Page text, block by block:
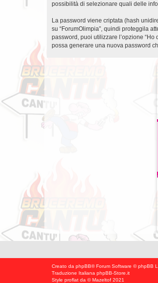
possibilità di selezionare quali delle
La password viene criptata (hash
su “ForumOlimpia”, quindi proteggila
password, puoi utilizzare l’opzione
possa generare una nuova password
Creato da phpBB® Forum Software © phpBB
Traduzione Italiana phpBB-Store.it
Style proflat da ©Mazeltof 2021